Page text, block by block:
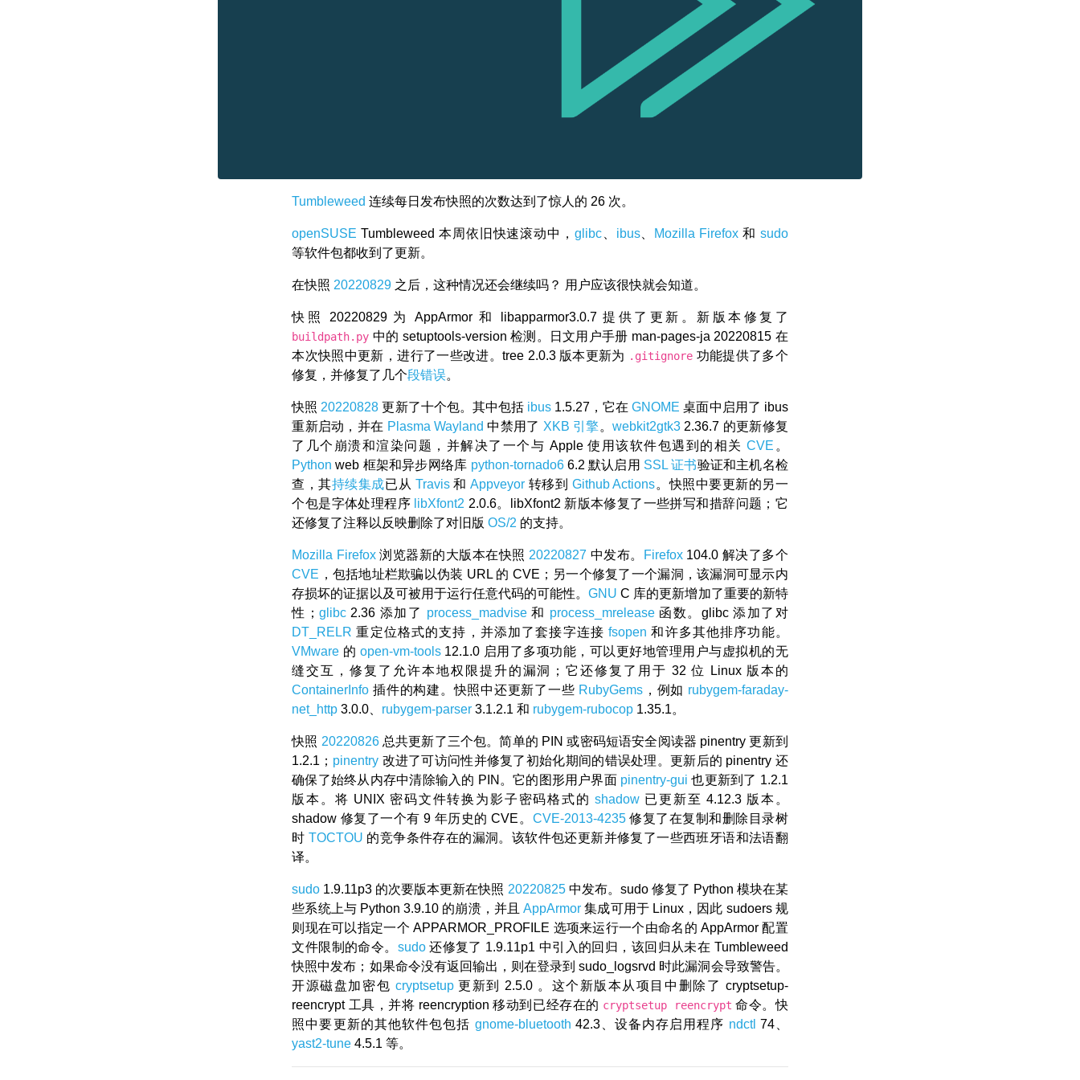
Tumbleweed 连续每日发布快照的次数达到了惊人的 26 次。
openSUSE Tumbleweed 本周依旧快速滚动中， glibc、 ibus、 Mozilla Firefox 和 sudo
等软件包都收到了更新。
在快照 20220829 之后，这种情况还会继续吗？ 用户应该很快就会知道。
快照 20220829 为 AppArmor 和 libapparmor3.0.7 提供了更新。新版本修复了
buildpath.py 中的 setuptools-version 检测。日文用户手册 man-pages-ja 20220815 在
本次快照中更新，进行了一些改进。tree 2.0.3 版本更新为 .gitignore 功能提供了多个
修复，并修复了几个段错误。
快照 20220828 更新了十个包。其中包括 ibus 1.5.27，它在GNOME 桌面中启用了 ibus
重新启动，并在 Plasma Wayland 中禁用了 XKB 引擎 。 webkit2gtk3 2.36.7 的更新修复
了几个崩溃和渲染问题，并解决了一个与 Apple 使用该软件包遇到的相关CVE 。
Python web 框架和异步网络库 python-tornado66.2 默认启用 SSL 证书验证和主机名检
查，其持续集成已从 Travis和Appveyor 转移到 Github Actions。快照中要更新的另一
个包是字体处理程序 libXfont2 2.0.6。libXfont2 新版本修复了一些拼写和措辞问题；它
还修复了注释以反映删除了对旧版OS/2 的支持。
Mozilla Firefox浏览器新的大版本在快照 20220827 中发布。 Firefox104.0 解决了多个
CVE ，包括地址栏欺骗以伪装 URL 的 CVE；另一个修复了一个漏洞，该漏洞可显示内
存损坏的证据以及可被用于运行任意代码的可能性。GNU C 库的更新增加了重要的新特
性； glibc2.36 添加了 process_madvise和 process_mrelease 函数。glibc 添加了对
DT_RELR 重定位格式的支持，并添加了套接字连接fsopen 和许多其他排序功能。
VMware 的 open-vm-tools12.1.0 启用了多项功能，可以更好地管理用户与虚拟机的无
缝交互，修复了允许本地权限提升的漏洞；它还修复了用于 32 位 Linux 版本的
ContainerInfo 插件的构建。快照中还更新了一些 RubyGems ，例如 rubygem-faraday-
net_http 3.0.0、 rubygem-parser 3.1.2.1 和 rubygem-rubocop 1.35.1。
快照 20220826总共更新了三个包。简单的 PIN 或密码短语安全阅读器 pinentry 更新到
1.2.1； pinentry 改进了可访问性并修复了初始化期间的错误处理。更新后的 pinentry 还
确保了始终从内存中清除输入的 PIN。它的图形用户界面 pinentry-gui 也更新到了 1.2.1
版本。将 UNIX 密码文件转换为影子密码格式的shadow 已更新至 4.12.3 版本。
shadow 修复了一个有 9 年历史的 CVE。 CVE-2013-4235修复了在复制和删除目录树
时TOCTOU 的竞争条件存在的漏洞。该软件包还更新并修复了一些西班牙语和法语翻
译。
sudo 1.9.11p3 的次要版本更新在快照 20220825中发布。sudo 修复了 Python 模块在某
些系统上与 Python 3.9.10 的崩溃，并且AppArmor 集成可用于 Linux，因此 sudoers 规
则现在可以指定一个 APPARMOR_PROFILE 选项来运行一个由命名的 AppArmor 配置
文件限制的命令。 sudo还修复了 1.9.11p1 中引入的回归，该回归从未在 Tumbleweed
快照中发布；如果命令没有返回输出，则在登录到 sudo_logsrvd 时此漏洞会导致警告。
开源磁盘加密包 cryptsetup更新到 2.5.0 。这个新版本从项目中删除了 cryptsetup-
reencrypt 工具，并将 reencryption 移动到已经存在的 cryptsetup reencrypt 命令。快
照中要更新的其他软件包包括 gnome-bluetooth 42.3、设备内存启用程序 ndctl 74、
yast2-tune 4.5.1 等。